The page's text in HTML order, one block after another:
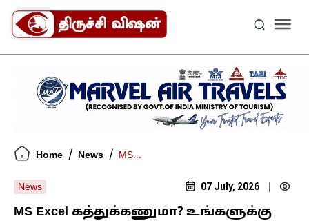
Home / News / MS...
News 07 July, 2026
MS Excel கத்துக்கணுமா? உங்களுக்கு